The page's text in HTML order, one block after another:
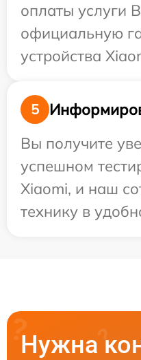
оплаты услуги
официальную
устройства
5
Вы получите
успешном
Xiaomi, и наш
технику в
Нужна